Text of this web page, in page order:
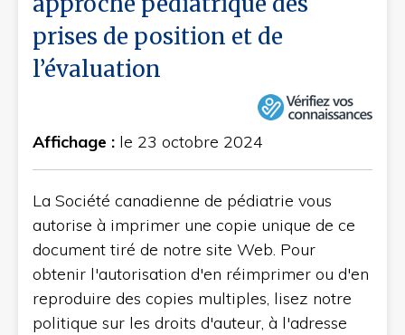
prises de position et de
l’évaluation
Affichage : le 23 octobre 2024
La Société canadienne de pédiatrie vous
autorise à imprimer une copie unique de ce
document tiré de notre site Web. Pour
obtenir l'autorisation d'en réimprimer ou d'en
reproduire des copies multiples, lisez notre
politique sur les droits d'auteur, à l'adresse